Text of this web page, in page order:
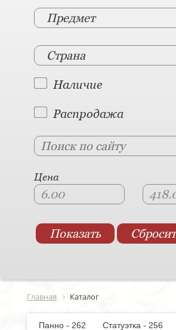
Предмет
Страна
Наличие
Распродажа
Цена
Главная Каталог
Панно - 262 Статуэтка - 256